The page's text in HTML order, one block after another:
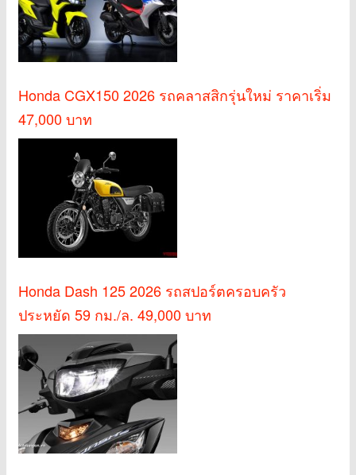
Honda CGX150 2026 รถคลาสสิกรุ่นใหม่ ราคาเริ่ม
47,000 บาท
Honda Dash 125 2026 รถสปอร์ตครอบครัว
ประหยัด 59 กม./ล. 49,000 บาท